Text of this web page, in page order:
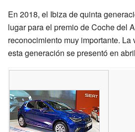
En 2018, el Ibiza de quinta
lugar para el premio de Coche del
reconocimiento muy importante.
esta generación se presentó en